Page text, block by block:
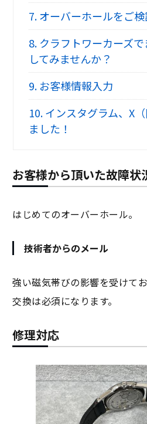
7.オーバーホールをご
8.クラフトワーカーズで
してみませんか？
9.お客様情報入力
10.インスタグラム、X
ました！
お客様から頂いた故障状
はじめてのオーバーホール。
技術者からのメール
強い磁気帯びの影響を受けて
交換は必須になります。
修理対応